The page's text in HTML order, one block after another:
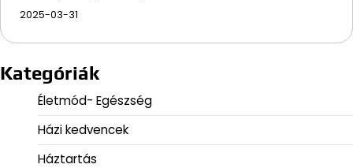
2025-03-31
Kategóriák
Életmód- Egészség
Házi kedvencek
Háztartás